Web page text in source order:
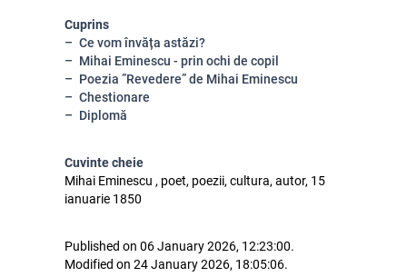
Cuprins
Ce vom învăța astăzi?
Mihai Eminescu - prin ochi de copil
Poezia ”Revedere” de Mihai Eminescu
Chestionare
Diplomă
Cuvinte cheie
Mihai Eminescu , poet, poezii, cultura, autor, 15
ianuarie 1850
Published on 06 January 2026, 12:23:00.
Modified on 24 January 2026, 18:05:06.